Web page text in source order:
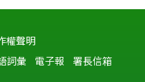
權聲明
詞彙 電子報 署長信箱